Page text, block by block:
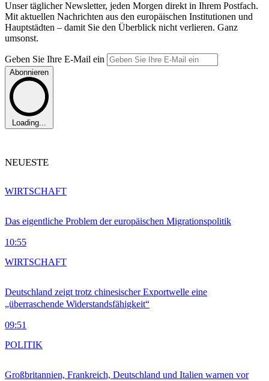
Unser täglicher Newsletter, jeden Morgen direkt in Ihrem Postfach.
Mit aktuellen Nachrichten aus den europäischen Institutionen und
Hauptstädten – damit Sie den Überblick nicht verlieren. Ganz
umsonst.
Geben Sie Ihre E-Mail ein
Abonnieren
Loading...
NEUESTE
Das eigentliche Problem der europäischen Migrationspolitik
10:55
WIRTSCHAFT
Deutschland zeigt trotz chinesischer Exportwelle eine
„überraschende Widerstandsfähigkeit“
09:51
WIRTSCHAFT
Großbritannien, Frankreich, Deutschland und Italien warnen vor
POLITIK